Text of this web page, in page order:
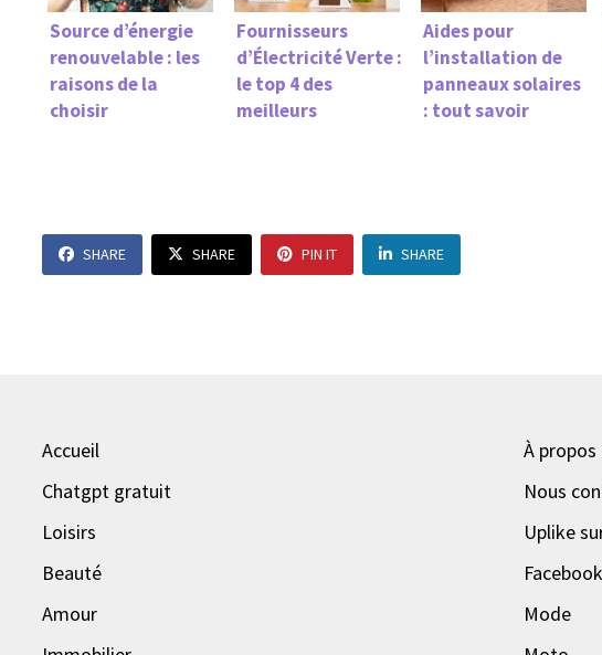
Source d’énergie
renouvelable : les
raisons de la
choisir
Fournisseurs
d’Électricité Verte :
le top 4 des
meilleurs
Aides pour
l’installation de
panneaux solaires
: tout savoir
SHARE SHARE PIN IT SHARE
Accueil
Chatgpt gratuit
Loisirs
Beauté
Amour
À
Nous
Uplike
Facebook
Mode